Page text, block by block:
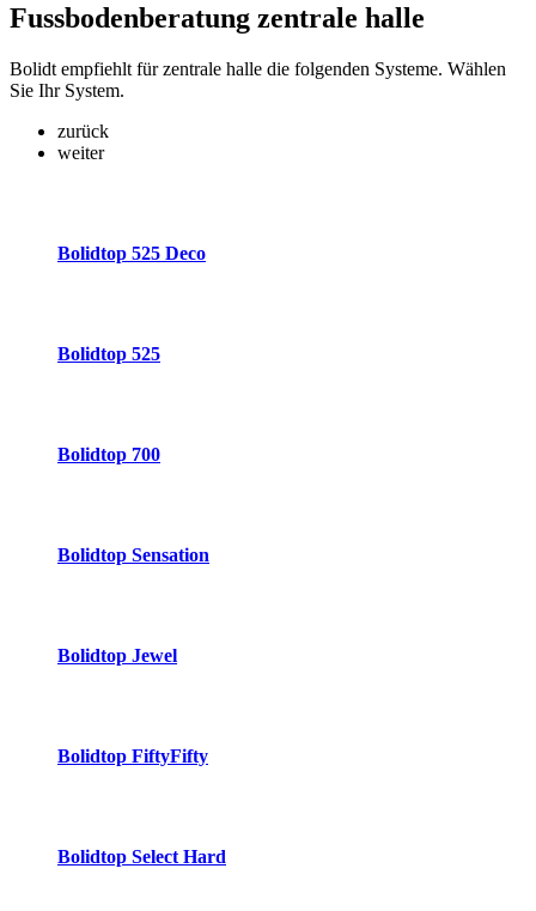
Fussbodenberatung zentrale halle
Bolidt empfiehlt für zentrale halle die folgenden Systeme. Wählen
Sie Ihr System.
zurück
weiter
Bolidtop 525 Deco
Bolidtop 525
Bolidtop 700
Bolidtop Sensation
Bolidtop Jewel
Bolidtop FiftyFifty
Bolidtop Select Hard